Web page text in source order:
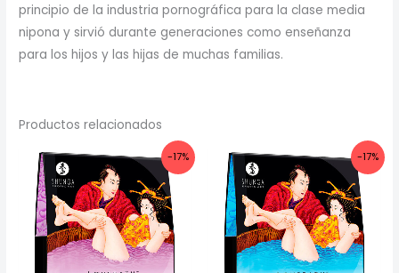
principio de la industria pornográfica para la clase media
nipona y sirvió durante generaciones como enseñanza
para los hijos y las hijas de muchas familias.
Productos relacionados
-17% -17%